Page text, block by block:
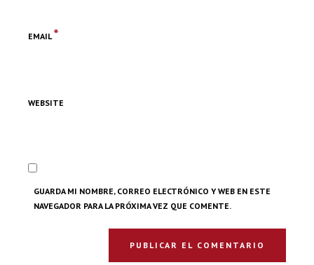
EMAIL*
WEBSITE
GUARDA MI NOMBRE, CORREO ELECTRÓNICO Y WEB EN ESTE
NAVEGADOR PARA LA PRÓXIMA VEZ QUE COMENTE.